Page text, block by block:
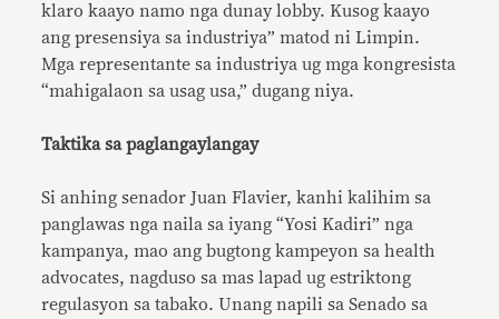
klaro kaayo namo nga dunay lobby. Kusog kaayo
ang presensiya sa industriya” matod ni Limpin.
Mga representante sa industriya ug mga kongresista
“mahigalaon sa usag usa,” dugang niya.
Taktika sa paglangaylangay
Si anhing senador Juan Flavier, kanhi kalihim sa
panglawas nga naila sa iyang “Yosi Kadiri” nga
kampanya, mao ang bugtong kampeyon sa health
advocates, nagduso sa mas lapad ug estriktong
regulasyon sa tabako. Unang napili sa Senado sa